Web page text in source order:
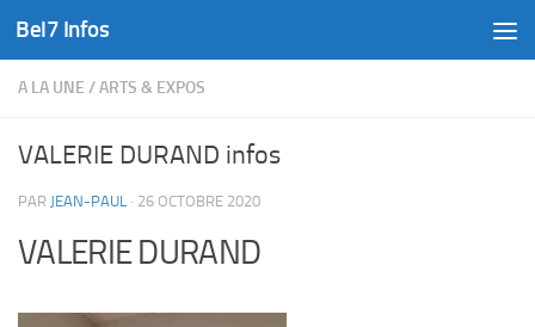
Skip to content
Bel7 Infos
A LA UNE /ARTS & EXPOS
VALERIE DURAND infos
PAR JEAN-PAUL · 26 OCTOBRE 2020
VALERIE DURAND